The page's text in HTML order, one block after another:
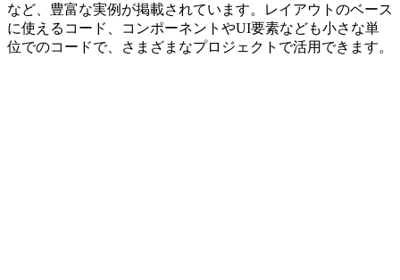
など、豊富な実例が掲載されています。レイアウトのベース
に使えるコード、コンポーネントやUI要素なども小さな単
位でのコードで、さまざまなプロジェクトで活用できます。